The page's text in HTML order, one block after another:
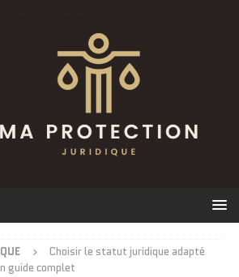
Choisir le statut juridique adapté
guide complet